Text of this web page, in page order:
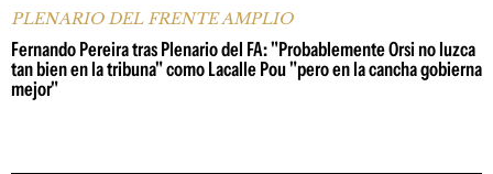
PLENARIO DEL FRENTE AMPLIO
Fernando Pereira tras Plenario del FA: "Probablemente Orsi no luzca
tan bien en la tribuna" como Lacalle Pou "pero en la cancha gobierna
mejor"